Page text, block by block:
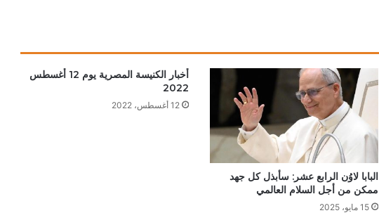
البابا: لتكن كل أداة تكنولوجية في خدمة
الحقيقة والخير
أمريكا اللاتينية: حياة بلا مسيح هي حياة بلا
نعمة
البابا لاوُن الرابع عشر: سأبذل كل جهد
ممكن من أجل السلام العالمي
15 مايو، 2025
أخبار الكنيسة المصرية يوم 12 أغسطس
2022
12 أغسطس، 2022